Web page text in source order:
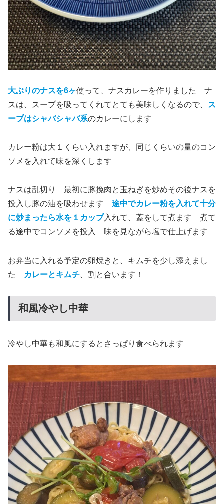
大ぶりのナスを6ヶ使って、ナスカレーを作りました ナ
スは、スープを吸ってくれてとても美味しくなるので、
ス
ープはシャバシャバ系のカレーにします
カレー粉は大１くらい入れますが、同じくらいの量のコン
ソメを入れて味を深くします
ナスは乱切り 最初に豚挽肉と玉ねぎを炒めその後ナスを
投入し豚の油を吸わせます 途中でカレー粉を入れて十分
に炒まったら水を１カップ入れて、蓋をして煮ます 煮て
る途中でコンソメを投入 味を見ながら塩で仕上げます
お弁当に入れる予定の卵焼きと、キムチを少し添えまし
た
カレーとキムチ 、割と合います！
和風冷やし中華
冷やし中華も和風にするとさっぱり食べられます